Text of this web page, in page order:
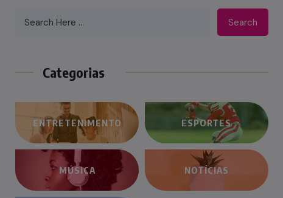
Search
Categorias
ENTRETENIMENTO ESPORTES
MÚSICA NOTÍCIAS